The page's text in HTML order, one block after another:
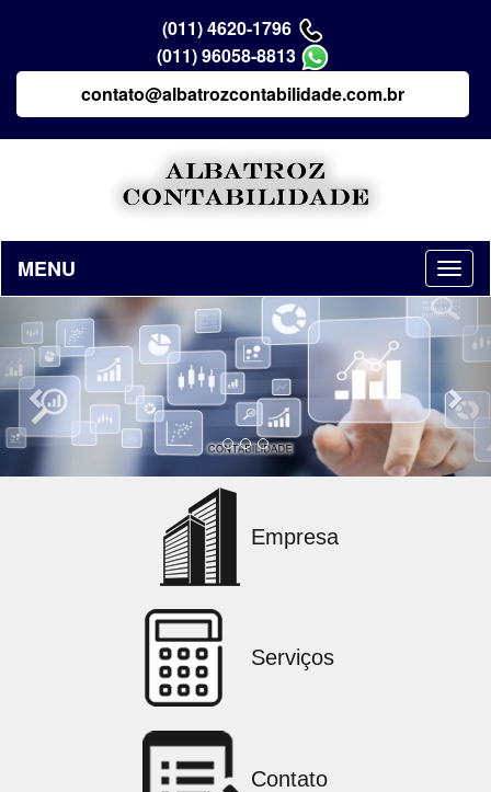
(011) 4620-1796
(011) 96058-8813
contato@albatrozcontabilidade.com.br
MENU
Previous
Empresa
Serviços
Contato